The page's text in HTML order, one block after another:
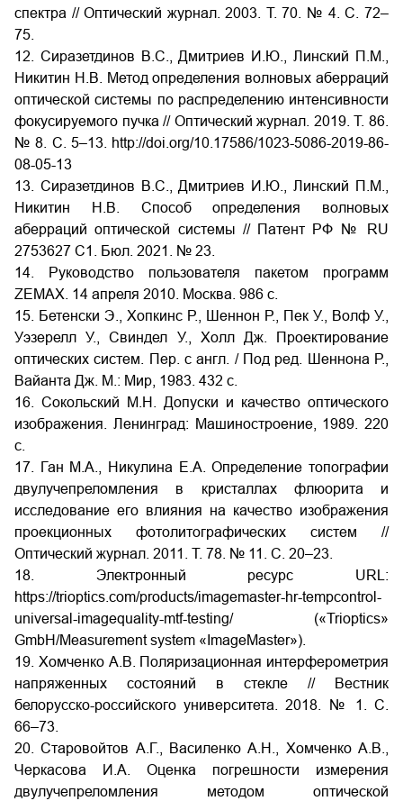
спектра // Оптический журнал. 2003. Т. 70. № 4. С. 72–
75.
12. Сиразетдинов В.С., Дмитриев И.Ю., Линский П.М.,
Никитин Н.В. Метод определения волновых аберраций
оптической системы по распределению интенсивности
фокусируемого пучка // Оптический журнал. 2019. Т. 86.
№ 8. С. 5–13.
http://doi.org/10.17586/1023-5086-2019-86-
08-05-13
13. Сиразетдинов В.С., Дмитриев И.Ю., Линский П.М.,
Никитин Н.В. Способ определения волновых
аберраций оптической системы // Патент РФ № RU
2753627 C1. Бюл. 2021. № 23.
14. Руководство пользователя пакетом программ
ZEMAX. 14 апреля 2010. Москва. 986 с.
15. Бетенски Э., Хопкинс Р., Шеннон Р., Пек У., Волф У.,
Уэзерелл У., Свиндел У., Холл Дж. Проектирование
оптических систем. Пер. с англ. / Под ред. Шеннона Р.,
Вайанта Дж. М.: Мир, 1983. 432 с.
16. Сокольский М.Н. Допуски и качество оптического
изображения. Ленинград: Машиностроение, 1989. 220
с.
17. Ган М.А., Никулина Е.А. Определение топографии
двулучепреломления в кристаллах флюорита и
исследование его влияния на качество изображения
проекционных фотолитографических систем //
Оптический журнал. 2011. Т. 78. № 11. С. 20–23.
18. Электронный ресурс URL:
https://trioptics.com/products/imagemaster-hr-tempcontrol-
universal-imagequality-mtf-testing/ («Trioptics»
GmbH/Measurement system «ImageMaster»).
19. Хомченко А.В. Поляризационная интерферометрия
напряженных состояний в стекле // Вестник
белорусско-российского университета. 2018. № 1. C.
66–73.
20. Старовойтов А.Г., Василенко А.Н., Хомченко А.В.,
Черкасова И.А. Оценка погрешности измерения
двулучепреломления методом оптической